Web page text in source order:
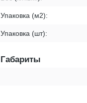
Упаковка (м2):
Упаковка (шт):
Габариты